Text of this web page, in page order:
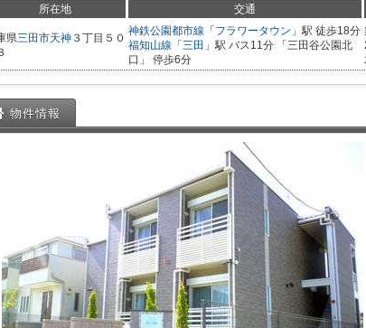
所在地 交通
県三田市天神 ３丁目５０
神鉄公園都市線 「 フラワータウン 」駅 徒歩18分
福知山線 「 三田 」駅 バス11分 「三田谷公園北
口」 停歩6分
物件情報